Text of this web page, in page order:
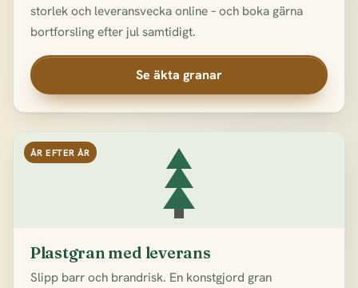
storlek och leveransvecka online – och boka gärna
bortforsling efter jul samtidigt.
Se äkta granar
ÅR EFTER ÅR
Plastgran med leverans
Slipp barr och brandrisk. En konstgjord gran